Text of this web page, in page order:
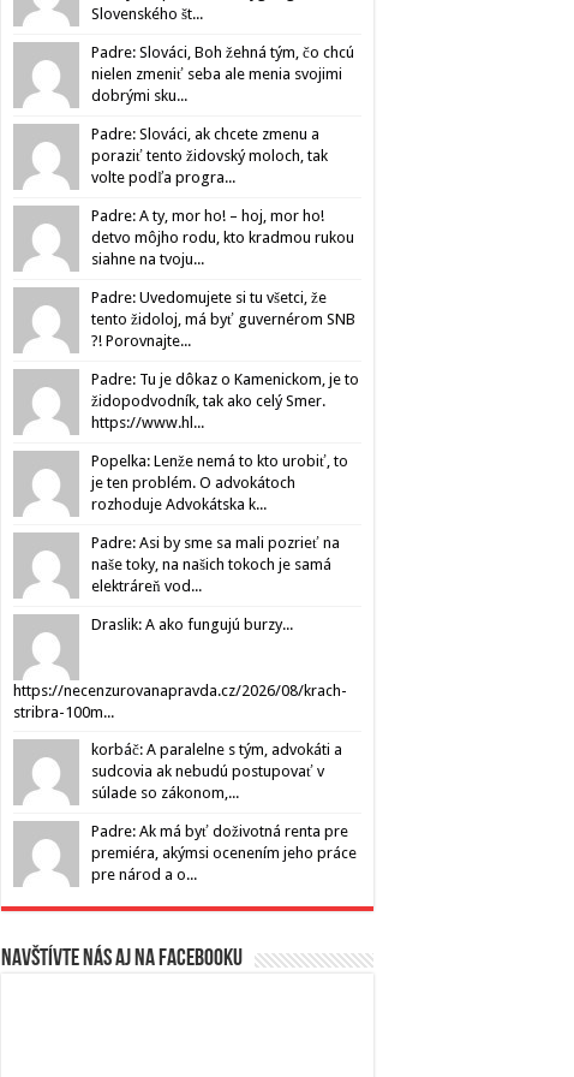
Slovenského št...
Padre: Slováci, Boh žehná tým, čo chcú
nielen zmeniť seba ale menia svojimi
dobrými sku...
Padre: Slováci, ak chcete zmenu a
poraziť tento židovský moloch, tak
volte podľa progra...
Padre: A ty, mor ho! – hoj, mor ho!
detvo môjho rodu, kto kradmou rukou
siahne na tvoju...
Padre: Uvedomujete si tu všetci, že
tento židoloj, má byť guvernérom SNB
?! Porovnajte...
Padre: Tu je dôkaz o Kamenickom, je to
židopodvodník, tak ako celý Smer.
https://www.hl...
Popelka: Lenže nemá to kto urobiť, to
je ten problém. O advokátoch
rozhoduje Advokátska k...
Padre: Asi by sme sa mali pozrieť na
naše toky, na našich tokoch je samá
elektráreň vod...
Draslik: A ako fungujú burzy...
https://necenzurovanapravda.cz/2026/08/krach-
stribra-100m...
korbáč: A paralelne s tým, advokáti a
sudcovia ak nebudú postupovať v
súlade so zákonom,...
Padre: Ak má byť doživotná renta pre
premiéra, akýmsi ocenením jeho práce
pre národ a o...
Navštívte nás aj na Facebooku